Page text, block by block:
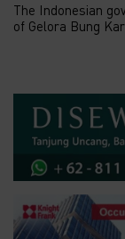
The Indonesian
of Gelora Bung